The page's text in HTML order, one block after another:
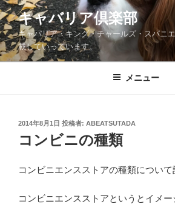
コ
ン
テ
ン
ツ
キャバリア倶楽部
キャバリア・キング・チャールズ・スパニ
載していっています。
メニュー
投
日:
2014年8月1日 投稿者: ABEATSUTADA
コンビニの種類
コンビニエンスストアの種類について
コンビニエンスストアというとイメ